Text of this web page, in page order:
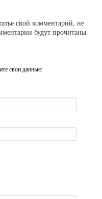
свой комментарий, не
будут прочитаны
свои данные: